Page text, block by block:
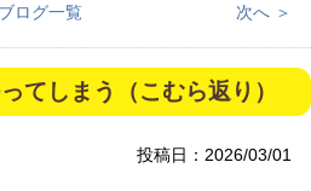
ブログ一覧 次へ ＞
てしまう（こむら返り）
投稿日：2026/03/01